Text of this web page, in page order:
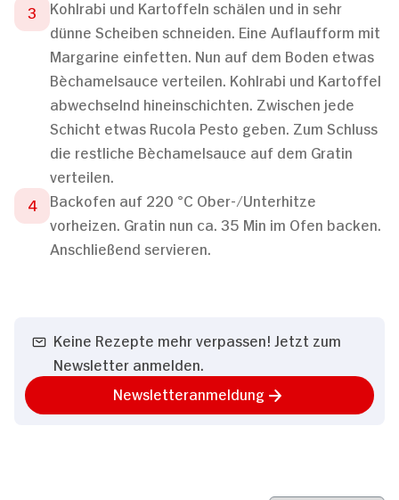
Kohlrabi und Kartoffeln schälen und in sehr
dünne Scheiben schneiden. Eine Auflaufform mit
Margarine einfetten. Nun auf dem Boden etwas
Bèchamelsauce verteilen. Kohlrabi und Kartoffel
abwechselnd hineinschichten. Zwischen jede
Schicht etwas Rucola Pesto geben. Zum Schluss
die restliche Bèchamelsauce auf dem Gratin
verteilen.
Backofen auf 220 °C Ober-/Unterhitze
vorheizen. Gratin nun ca. 35 Min im Ofen backen.
Anschließend servieren.
Keine Rezepte mehr verpassen! Jetzt zum
Newsletter anmelden.
Newsletteranmeldung